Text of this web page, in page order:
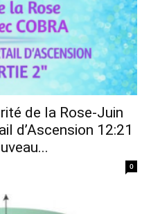
de la Rose-Juin
d’Ascension 12:21
0